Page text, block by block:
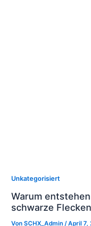
Unkategorisiert
Warum
schwarze
Von SCHX_Admin /April 7,